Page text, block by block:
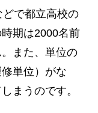
で都立高校の
期は2000名前
また、単位の
単位）がな
まうのです。